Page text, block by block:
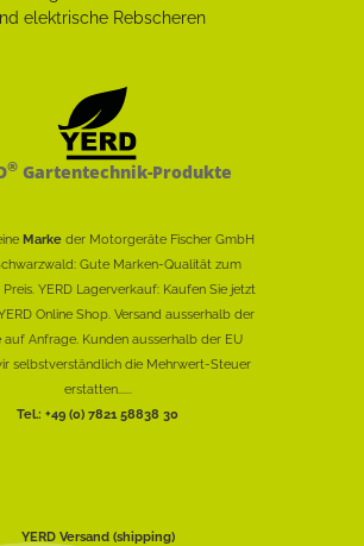
®Gartentechnik-Produkte
Marke der Motorgeräte Fischer GmbH
Gute Marken-Qualität zum
YERD Lagerverkauf: Kaufen Sie jetzt
Online Shop. Versand ausserhalb der
auf Anfrage. Kunden ausserhalb der EU
selbstverständlich die Mehrwert-Steuer
erstatten......
Tel.: +49 (0) 7821 58838 30
YERD Versand (shipping)